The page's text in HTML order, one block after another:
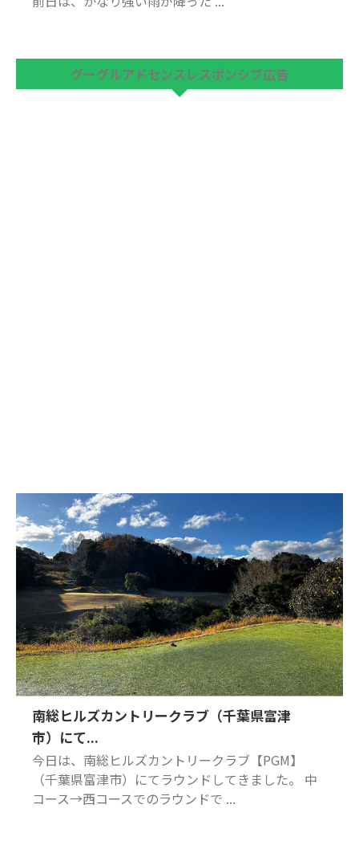
グーグルアドセンスレスポンシブ広告
南総ヒルズカントリークラブ（千葉県富津
市）にて...
今日は、南総ヒルズカントリークラブ【PGM】
（千葉県富津市）にてラウンドしてきました。 中
コース→西コースでのラウンドで ...